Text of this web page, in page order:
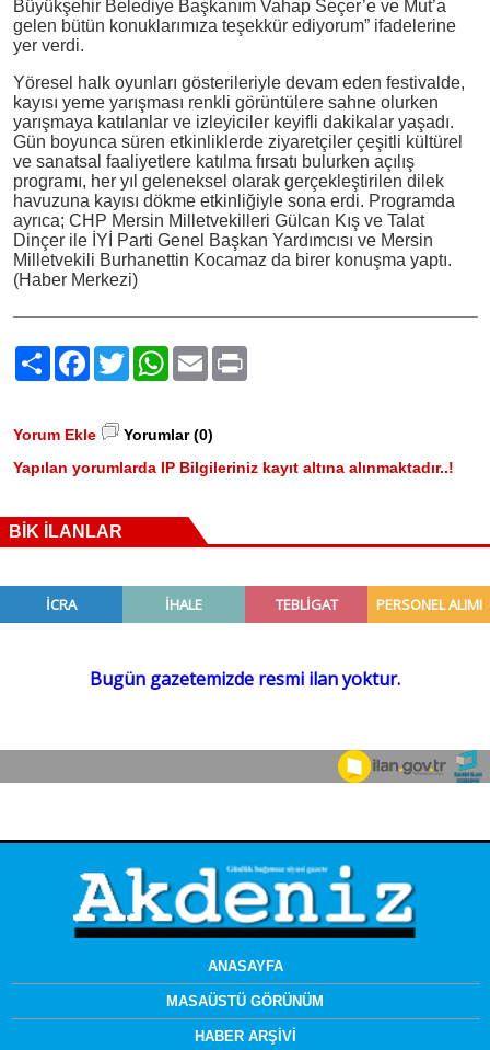
Büyükşehir Belediye Başkanım Vahap Seçer’e ve Mut’a
gelen bütün konuklarımıza teşekkür ediyorum” ifadelerine
yer verdi.
Yöresel halk oyunları gösterileriyle devam eden festivalde,
kayısı yeme yarışması renkli görüntülere sahne olurken
yarışmaya katılanlar ve izleyiciler keyifli dakikalar yaşadı.
Gün boyunca süren etkinliklerde ziyaretçiler çeşitli kültürel
ve sanatsal faaliyetlere katılma fırsatı bulurken açılış
programı, her yıl geleneksel olarak gerçekleştirilen dilek
havuzuna kayısı dökme etkinliğiyle sona erdi. Programda
ayrıca; CHP Mersin Milletvekilleri Gülcan Kış ve Talat
Dinçer ile İYİ Parti Genel Başkan Yardımcısı ve Mersin
Milletvekili Burhanettin Kocamaz da birer konuşma yaptı.
(Haber Merkezi)
PaylaşFacebook
TwitterWhatsApp
EmailPrint
Yorum Ekle
Yorumlar (0)
Yapılan yorumlarda IP Bilgileriniz kayıt altına alınmaktadır..!
BİK İLANLAR
ANASAYFA
MASAÜSTÜ GÖRÜNÜM
HABER ARŞİVİ